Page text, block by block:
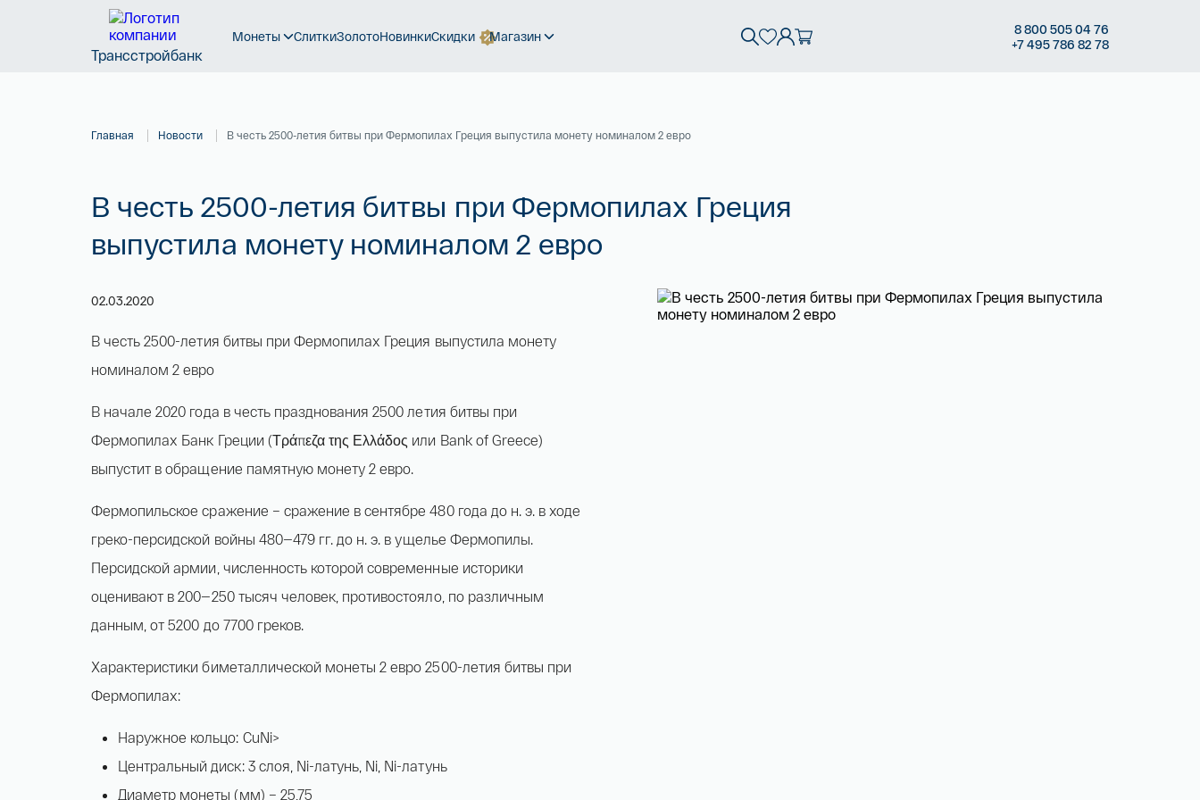
Трансстройбанк
Монеты СлиткиЗолотоНовинкиСкидки Магазин 8800 50504 76
+7495 786 82 78
Главная Новости В честь 2500-летия битвы при Фермопилах Греция выпустила монету номиналом 2 евро
В честь 2500-летия битвы при Фермопилах Греция
выпустила монету номиналом 2 евро
02.03.2020
В честь 2500-летия битвы при Фермопилах Греция выпустила монету
номиналом 2 евро
В начале 2020 года в честь празднования 2500 летия битвы при
Фермопилах Банк Греции (Τράπεζα της Ελλάδος или Bank of Greece)
выпустит в обращение памятную монету 2 евро.
Фермопильское сражение – сражение в сентябре 480 года до н. э. в ходе
греко-персидской войны 480—479 гг. до н. э. в ущелье Фермопилы.
Персидской армии, численность которой современные историки
оценивают в 200—250 тысяч человек, противостояло, по различным
данным, от 5200 до 7700 греков.
Характеристики биметаллической монеты 2 евро 2500-летия битвы при
Фермопилах:
Наружное кольцо: CuNi>
Центральный диск: 3 слоя, Ni-латунь, Ni, Ni-латунь
Диаметр монеты (мм) – 25,75